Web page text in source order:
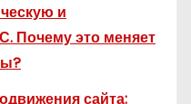
и
Почему это меняет
сайта: